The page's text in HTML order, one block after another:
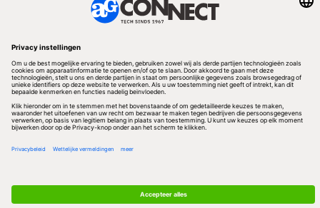
Volg ons
Redactionele partner
Algemene Voorwaarden & Copyrights